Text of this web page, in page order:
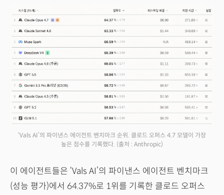
‘Vals AI’의 파이낸스 에이전트 벤치마크 순위. 클로드 오퍼스 4.7 모델이 가장
높은 점수를 기록했다. (출처 : Anthropic)
이 에이전트들은 ‘Vals AI’의 파이낸스 에이전트 벤치마크
(성능 평가)에서 64.37%로 1위를 기록한 클로드 오퍼스